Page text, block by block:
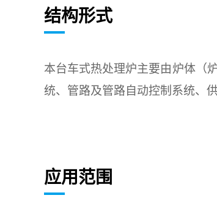
结构形式
本台车式热处理炉主要由炉体（
统、管路及管路自动控制系统、
应用范围